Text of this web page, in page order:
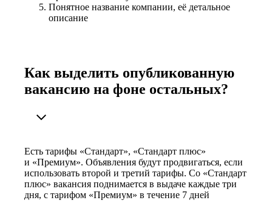
Понятное название компании, её детальное
описание
Как выделить опубликованную
вакансию на фоне остальных?
Есть тарифы «Стандарт», «Стандарт плюс»
и «Премиум». Объявления будут продвигаться, если
использовать второй и третий тарифы. Со «Стандарт
плюс» вакансия поднимается в выдаче каждые три
дня, с тарифом «Премиум» в течение 7 дней